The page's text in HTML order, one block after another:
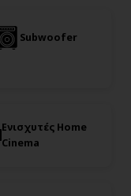
Subwoofer
Ενισχυτές Home
Cinema